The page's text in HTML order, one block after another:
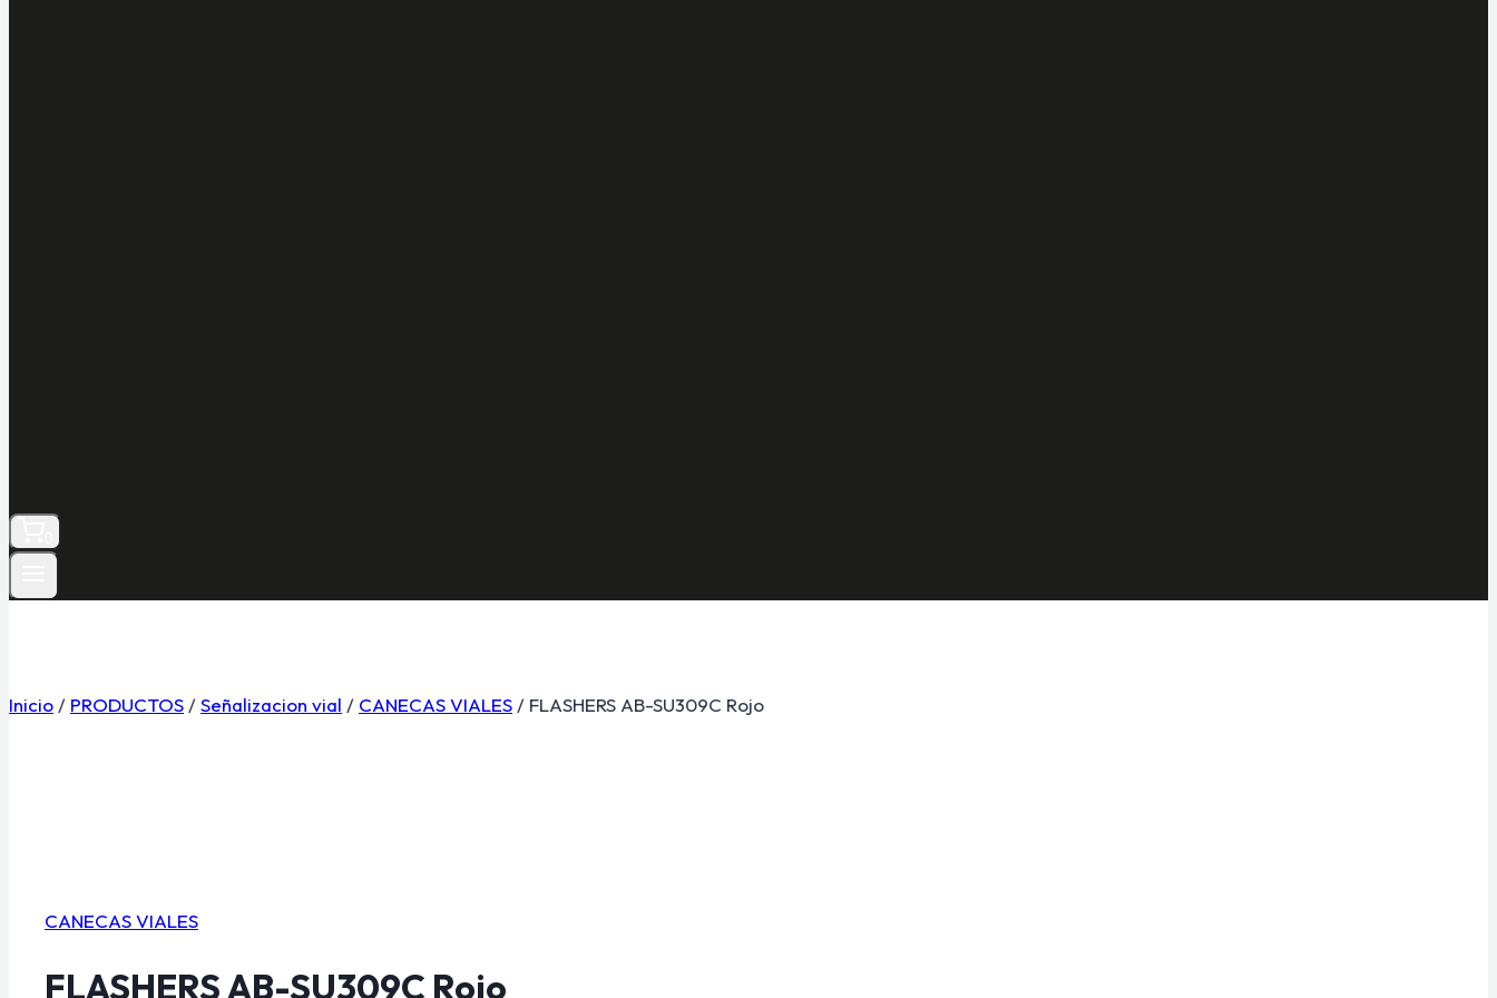
Inicio / PRODUCTOS /Señalizacion vial / CANECAS VIALES / FLASHERS AB-SU309C Rojo
CANECAS VIALES
FLASHERS AB-SU309C Rojo